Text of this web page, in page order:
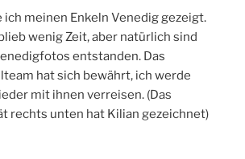
ich meinen Enkeln Venedig gezeigt.
wenig Zeit, aber natürlich sind
entstanden. Das
hat sich bewährt, ich werde
mit ihnen verreisen. (Das
rechts unten hat Kilian gezeichnet)